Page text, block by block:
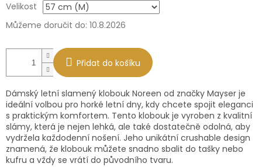
cena:
Velikost
Můžeme doručit do: 10.8.2026
Přidat do košíku
Dámský letní slamený klobouk Noreen od značky Mayser je
ideální volbou pro horké letní dny, kdy chcete spojit eleganci
s praktickým komfortem. Tento klobouk je vyroben z kvalitní
slámy, která je nejen lehká, ale také dostatečně odolná, aby
vydržela každodenní nošení. Jeho unikátní crushable design
znamená, že klobouk můžete snadno sbalit do tašky nebo
kufru a vždy se vrátí do původního tvaru.